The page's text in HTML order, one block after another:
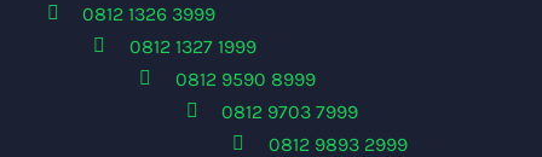
0812 1326 3999
0812 1327 1999
0812 9590 8999
0812 9703 7999
0812 9893 2999